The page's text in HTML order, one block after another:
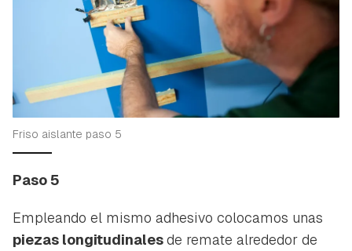
Guardar como favorito
Para poder guardar como favorito, primero has de
INICIAR SESIÓN CANCELAR
Friso aislante paso 5
Paso 5
Empleando el mismo adhesivo colocamos unas
piezas longitudinalesde remate alrededor de
ACEPTAR